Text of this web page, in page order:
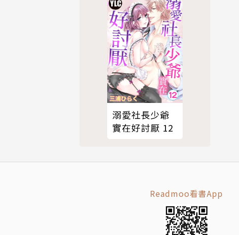
溺愛社長少爺
實在好討厭 12
Readmoo看書App